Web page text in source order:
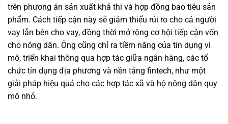
trên phương án sản xuất khả thi và hợp đồng bao tiêu sản
phẩm. Cách tiếp cận này sẽ giảm thiểu rủi ro cho cả người
vay lẫn bên cho vay, đồng thời mở rộng cơ hội tiếp cận vốn
cho nông dân. Ông cũng chỉ ra tiềm năng của tín dụng vi
mô, triển khai thông qua hợp tác giữa ngân hàng, các tổ
chức tín dụng địa phương và nền tảng fintech, như một
giải pháp hiệu quả cho các hợp tác xã và hộ nông dân quy
mô nhỏ.